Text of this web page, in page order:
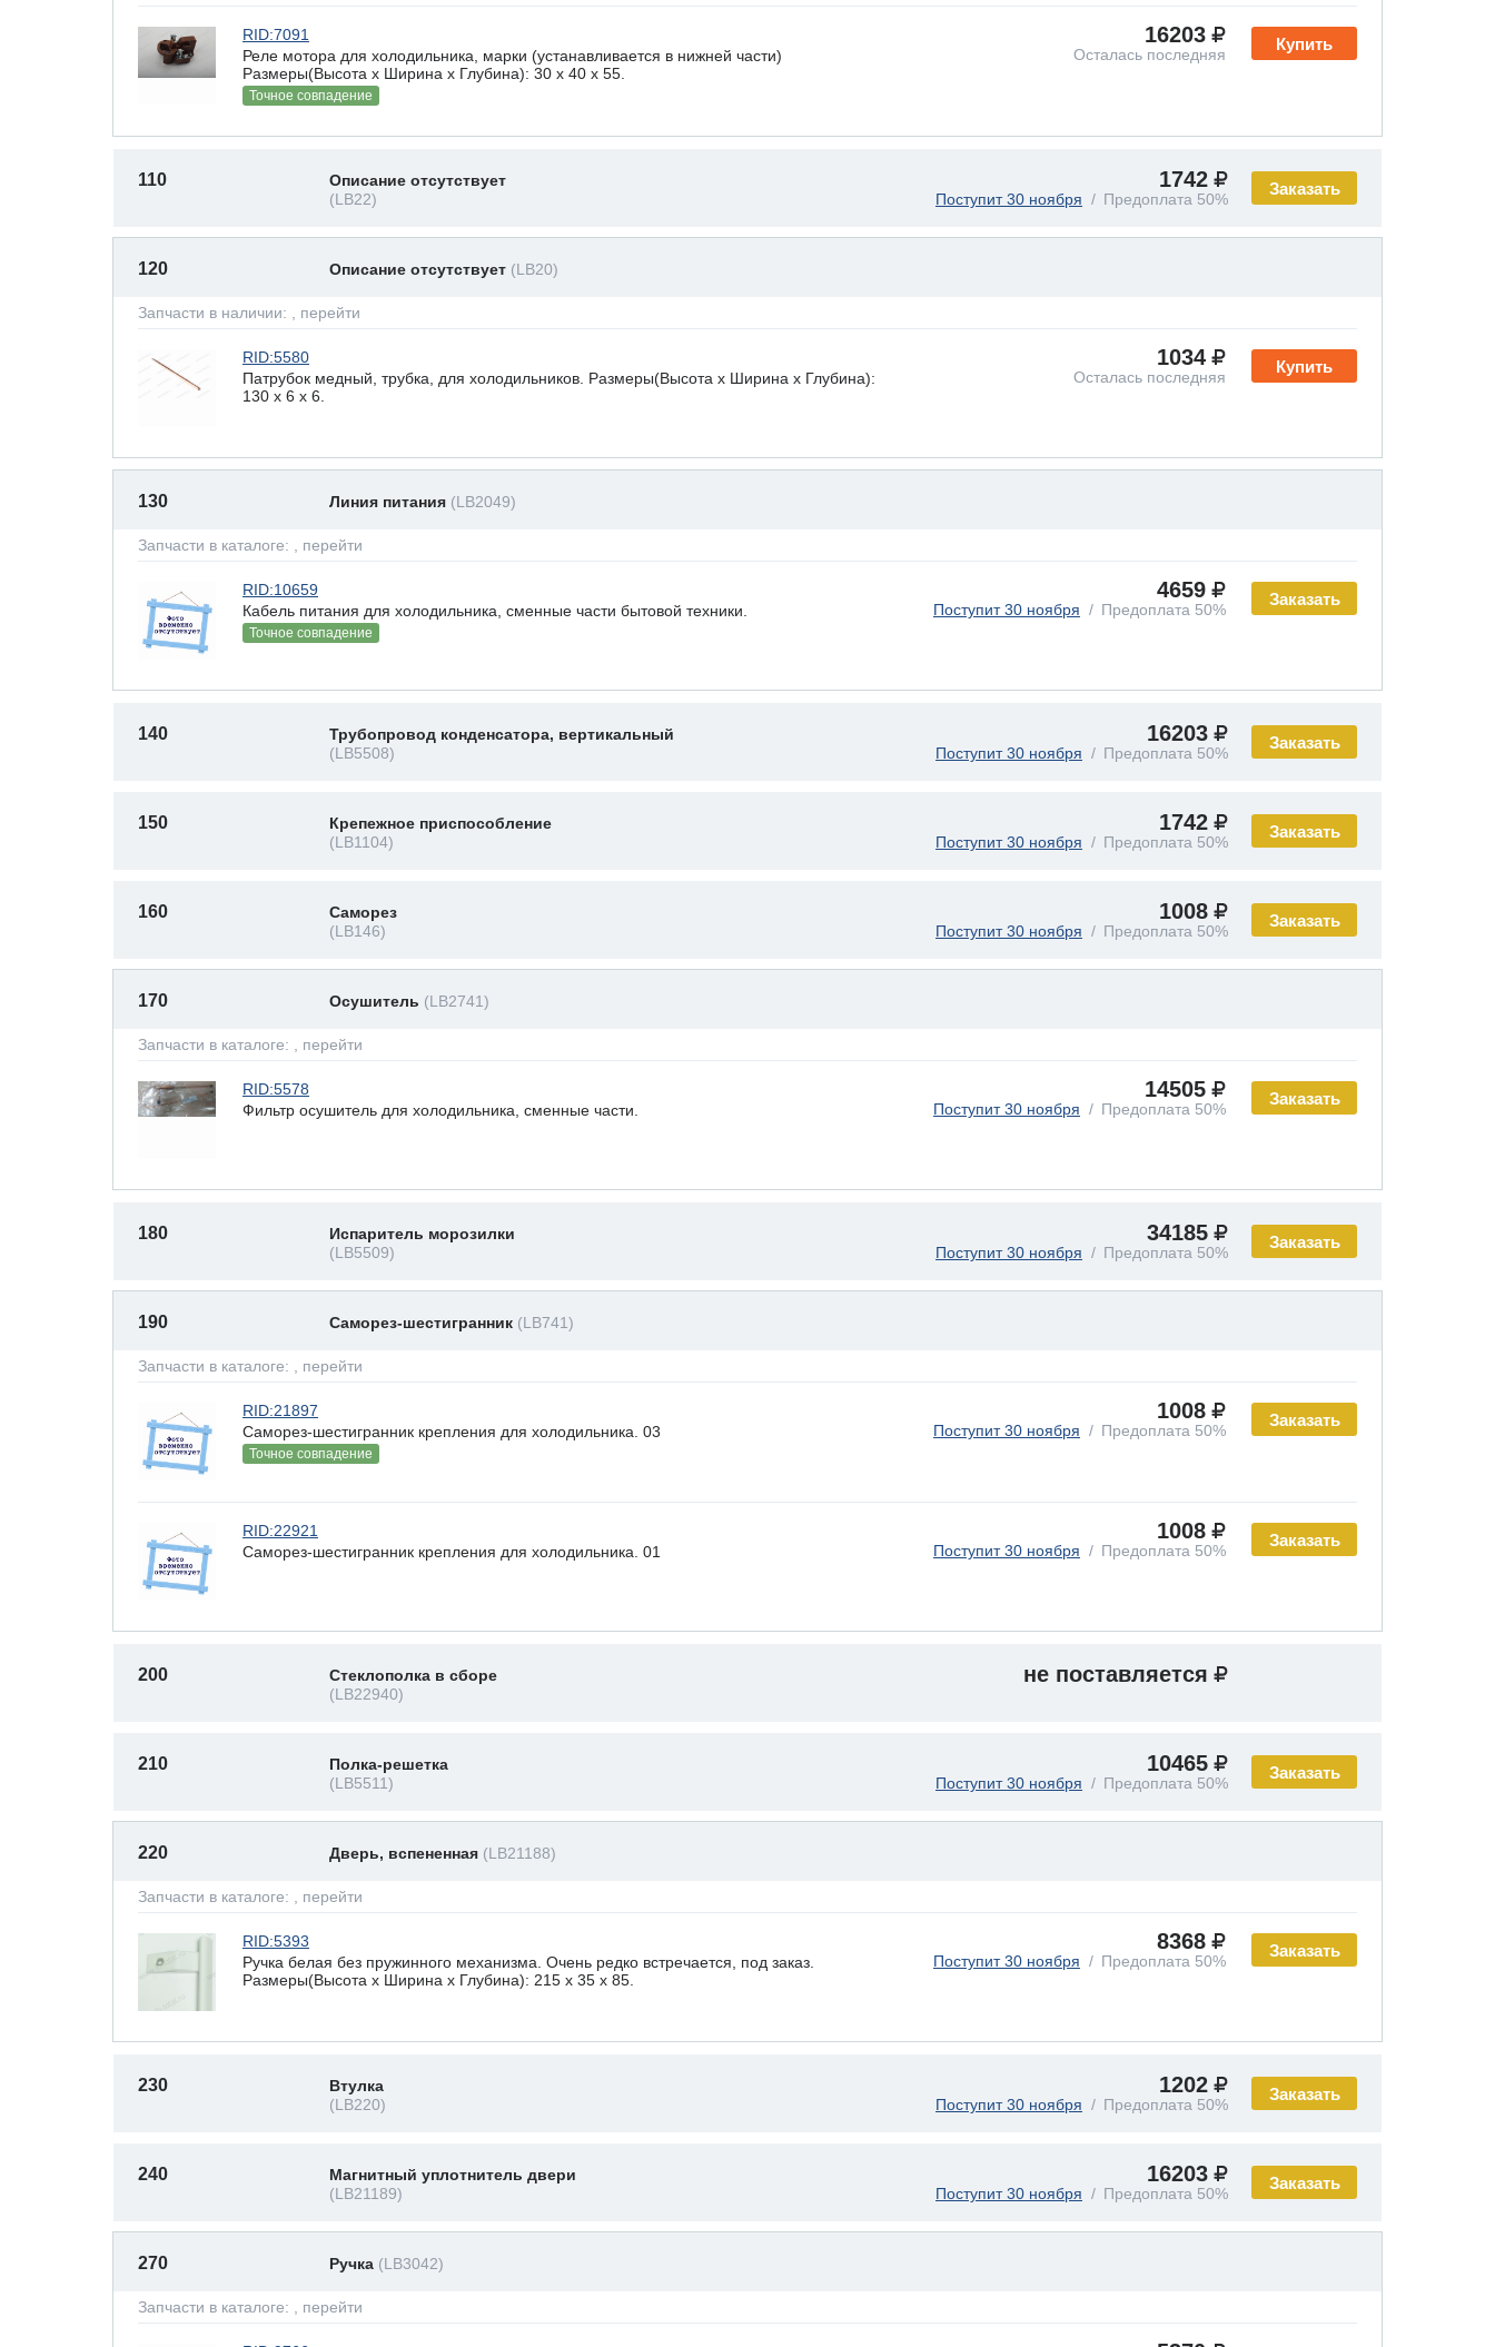
Купить
RID:7091
Реле мотора для холодильника, марки (устанавливается в нижней части)
Размеры(Высота х Ширина х Глубина): 30 x 40 х 55.
Точное совпадение
16203
Осталась последняя
Заказать
110
Описание отсутствует
(LB22)
1742
Поступит 30 ноября Предоплата 50%
120 Описание отсутствует (LB20)
Запчасти в наличии: , перейти
Купить
RID:5580
Патрубок медный, трубка, для холодильников. Размеры(Высота х Ширина х Глубина):
130 x 6 х 6.
1034
Осталась последняя
130 Линия питания (LB2049)
Запчасти в каталоге: , перейти
Заказать
RID:10659
Кабель питания для холодильника, сменные части бытовой техники.
Точное совпадение
4659
Поступит 30 ноября Предоплата 50%
Заказать
140
Трубопровод конденсатора, вертикальный
(LB5508)
16203
Поступит 30 ноября Предоплата 50%
Заказать
150
Крепежное приспособление
(LB1104)
1742
Поступит 30 ноября Предоплата 50%
Заказать
160
Саморез
(LB146)
1008
Поступит 30 ноября Предоплата 50%
170 Осушитель (LB2741)
Запчасти в каталоге: , перейти
Заказать
RID:5578
Фильтр осушитель для холодильника, сменные части.
14505
Поступит 30 ноября Предоплата 50%
Заказать
180
Испаритель морозилки
(LB5509)
34185
Поступит 30 ноября Предоплата 50%
190 Саморез-шестигранник (LB741)
Запчасти в каталоге: , перейти
Заказать
RID:21897
Саморез-шестигранник крепления для холодильника. 03
Точное совпадение
1008
Поступит 30 ноября Предоплата 50%
Заказать
RID:22921
Саморез-шестигранник крепления для холодильника. 01
1008
Поступит 30 ноября Предоплата 50%
200
Стеклополка в сборе
(LB22940)
не поставляется
Заказать
210
Полка-решетка
(LB5511)
10465
Поступит 30 ноября Предоплата 50%
220 Дверь, вспененная (LB21188)
Запчасти в каталоге: , перейти
Заказать
RID:5393
Ручка белая без пружинного механизма. Очень редко встречается, под заказ.
Размеры(Высота х Ширина х Глубина): 215 x 35 х 85.
8368
Поступит 30 ноября Предоплата 50%
Заказать
230
Втулка
(LB220)
1202
Поступит 30 ноября Предоплата 50%
Заказать
240
Магнитный уплотнитель двери
(LB21189)
16203
Поступит 30 ноября Предоплата 50%
270 Ручка (LB3042)
Запчасти в каталоге: , перейти